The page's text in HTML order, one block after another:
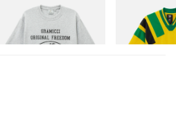
Yosemite Valley Tee
Acquista ora
Adidas
Dead Disney
Acquista ora